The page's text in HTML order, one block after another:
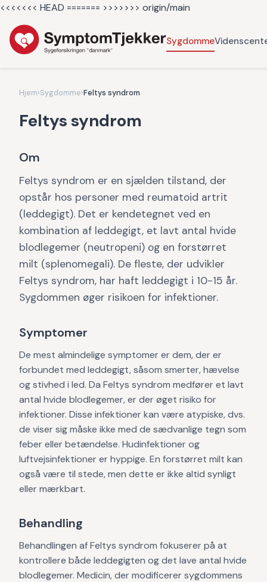
<<<<<<< HEAD ======= >>>>>>> origin/main
Sygdomme
Hjem›Sygdomme›Feltys syndrom
Feltys syndrom
Om
Feltys syndrom er en sjælden tilstand, der
opstår hos personer med reumatoid artrit
(leddegigt). Det er kendetegnet ved en
kombination af leddegigt, et lavt antal hvide
blodlegemer (neutropeni) og en forstørret
milt (splenomegali). De fleste, der udvikler
Feltys syndrom, har haft leddegigt i 10-15 år.
Sygdommen øger risikoen for infektioner.
Symptomer
De mest almindelige symptomer er dem, der er
forbundet med leddegigt, såsom smerter, hævelse
og stivhed i led. Da Feltys syndrom medfører et lavt
antal hvide blodlegemer, er der øget risiko for
infektioner. Disse infektioner kan være atypiske, dvs.
de viser sig måske ikke med de sædvanlige tegn som
feber eller betændelse. Hudinfektioner og
luftvejsinfektioner er hyppige. En forstørret milt kan
også være til stede, men dette er ikke altid synligt
eller mærkbart.
Behandling
Behandlingen af Feltys syndrom fokuserer på at
kontrollere både leddegigten og det lave antal hvide
blodlegemer. Medicin, der modificerer sygdommens